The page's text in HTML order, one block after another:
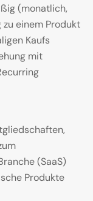
(monatlich,
einem Produkt
Kaufs
mit
(SaaS)
Produkte